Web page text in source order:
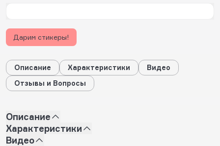
Дарим стикеры!
Описание Характеристики
Видео
Отзывы и Вопросы
Описание
Характеристики
Видео